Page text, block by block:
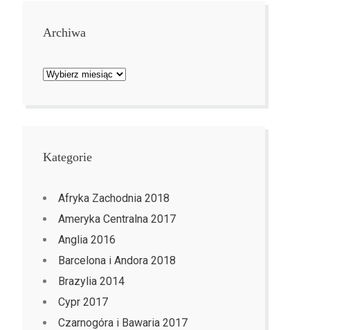
Archiwa
Archiwa
Kategorie
Afryka Zachodnia 2018
Ameryka Centralna 2017
Anglia 2016
Barcelona i Andora 2018
Brazylia 2014
Cypr 2017
Czarnogóra i Bawaria 2017